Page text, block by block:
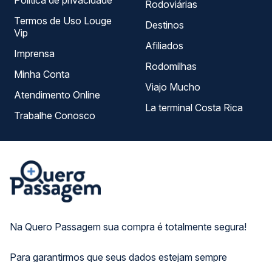
Na Quero Passagem sua compra é totalmente segura!
Para garantirmos que seus dados estejam sempre
Termos de Uso Louge
Vip
Imprensa
Minha Conta
Atendimento Online
Trabalhe Conosco
Rodoviárias
Destinos
Afiliados
Rodomilhas
Viajo Mucho
La terminal Costa Rica